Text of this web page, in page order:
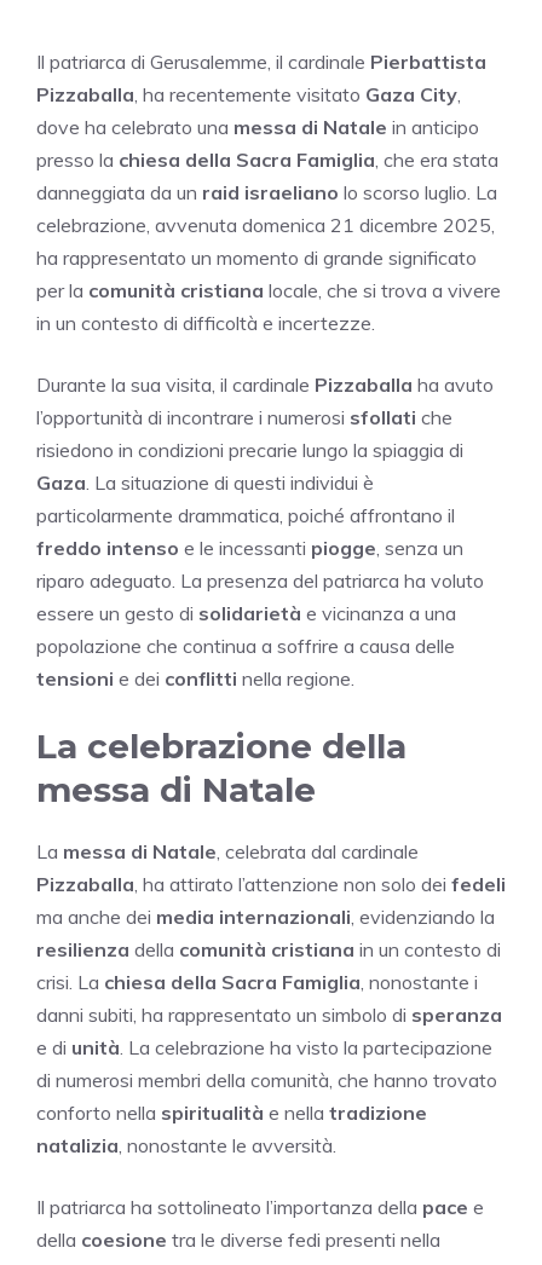
Il patriarca di Gerusalemme, il cardinale Pierbattista
Pizzaballa , ha recentemente visitato Gaza City
dove ha celebrato una messa di Natale in anticipo
presso la chiesa della Sacra Famiglia , che era stata
danneggiata da un raid israeliano lo scorso luglio. La
celebrazione, avvenuta domenica 21 dicembre 2025,
ha rappresentato un momento di grande significato
per la comunità cristiana locale, che si trova a vivere
in un contesto di difficoltà e incertezze.
Durante la sua visita, il cardinale Pizzaballa ha avuto
l’opportunità di incontrare i numerosi sfollati che
risiedono in condizioni precarie lungo la spiaggia di
Gaza . La situazione di questi individui è
particolarmente drammatica, poiché affrontano il
freddo intenso e le incessanti piogge , senza un
riparo adeguato. La presenza del patriarca ha voluto
essere un gesto di solidarietà e vicinanza a una
popolazione che continua a soffrire a causa delle
tensioni e dei conflitti nella regione.
La celebrazione della
messa di Natale
La messa di Natale , celebrata dal cardinale
Pizzaballa , ha attirato l’attenzione non solo dei fedeli
ma anche dei media internazionali , evidenziando la
resilienza della comunità cristiana in un contesto di
crisi. La chiesa della Sacra Famiglia , nonostante i
danni subiti, ha rappresentato un simbolo di speranza
e di unità . La celebrazione ha visto la partecipazione
di numerosi membri della comunità, che hanno trovato
conforto nella spiritualità e nella tradizione
natalizia , nonostante le avversità.
Il patriarca ha sottolineato l’importanza della pace e
della coesione tra le diverse fedi presenti nella